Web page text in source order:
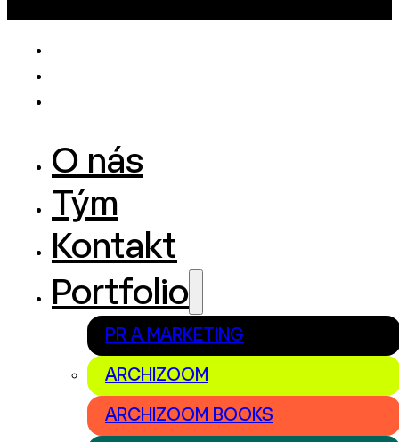
O nás
Tým
Kontakt
Portfolio
PR A MARKETING
ARCHIZOOM
ARCHIZOOM BOOKS